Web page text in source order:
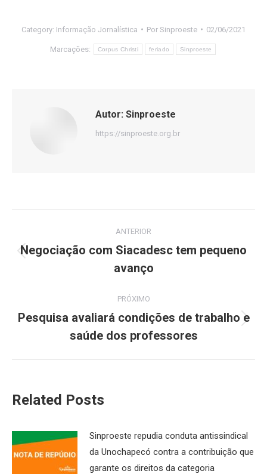
Category: Informação Jornalística Por Sinproeste 02/06/2021
Marcações: Corpus Christi feriado Sinproeste
Autor: Sinproeste
https://sinproeste.org.br
de
ANTERIOR
Post
anterior:
Negociação com Siacadesc tem pequeno
avanço
PRÓXIMO
Próximo
post:
Pesquisa avaliará condições de trabalho e
saúde dos professores
Related Posts
Sinproeste repudia conduta antissindical
da Unochapecó contra a contribuição que
garante os direitos da categoria